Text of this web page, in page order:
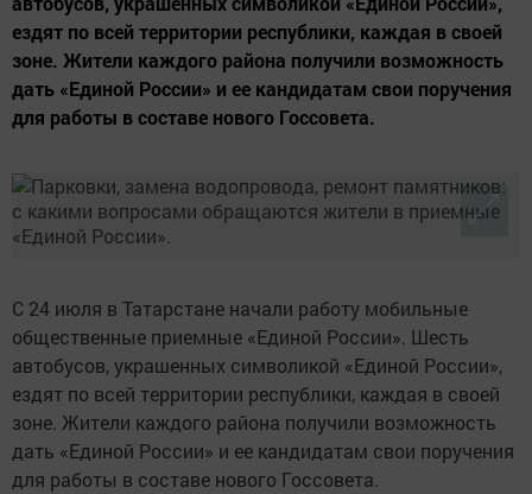
ездят по всей территории республики, каждая в своей
зоне. Жители каждого района получили возможность
дать «Единой России» и ее кандидатам свои поручения
для работы в составе нового Госсовета.
С 24 июля в Татарстане начали работу мобильные
общественные приемные «Единой России». Шесть
автобусов, украшенных символикой «Единой России»,
ездят по всей территории республики, каждая в своей
зоне. Жители каждого района получили возможность
дать «Единой России» и ее кандидатам свои поручения
для работы в составе нового Госсовета.